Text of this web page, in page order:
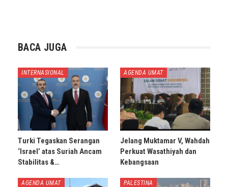
BACA JUGA
INTERNASIONAL
Turki Tegaskan Serangan
‘Israel’ atas Suriah Ancam
Stabilitas &…
AGENDA UMAT
Jelang Muktamar V, Wahdah
Perkuat Wasathiyah dan
Kebangsaan
AGENDA UMAT PALESTINA